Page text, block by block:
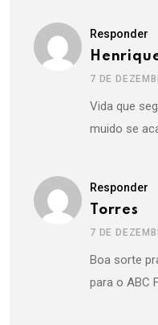
Responder
7 DE
Vida que
muido se
Responder
Torres
7 DE
Boa sorte
para o ABC